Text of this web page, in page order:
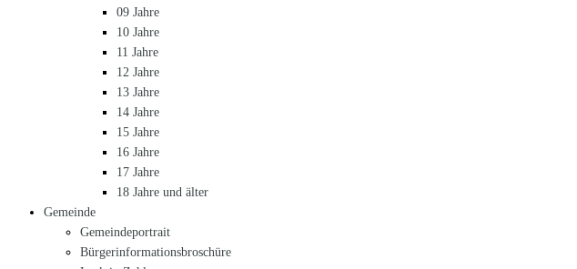
09 Jahre
10 Jahre
11 Jahre
12 Jahre
13 Jahre
14 Jahre
15 Jahre
16 Jahre
17 Jahre
18 Jahre und älter
Gemeinde
Gemeindeportrait
Bürgerinformationsbroschüre